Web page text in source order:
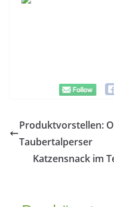
Produktvorstellen:
Taubertalperser
Katzensnack im